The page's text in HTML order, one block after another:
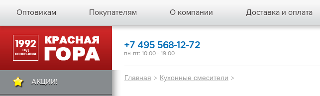
Оптовикам Покупателям О компании Доставка и оплата
АКЦИИ!
+7 495 568-12-72
пн-пт: 10.00 - 19.00
Главная > Кухонные смесители >